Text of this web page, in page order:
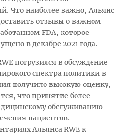
Что наиболее важно, Альянс
отзывы о важном
FDA, которое
в декабре 2021 года.
погрузился в обсуждение
спектра политики в
получило высокую оценку,
что принятие более
обслуживанию
пациентов.
Альянса RWE к